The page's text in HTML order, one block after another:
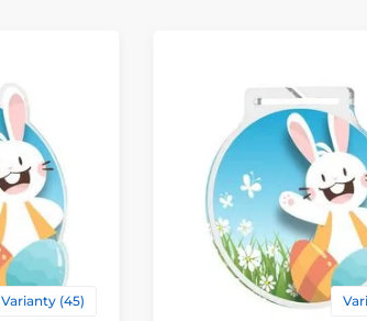
Varianty (45)